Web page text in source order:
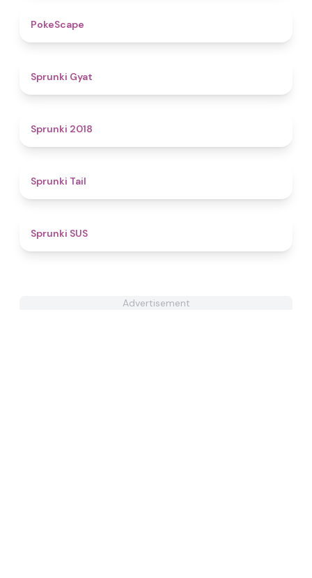
PokeScape
Sprunki Gyat
Sprunki 2018
Sprunki Tail
Sprunki SUS
Advertisement